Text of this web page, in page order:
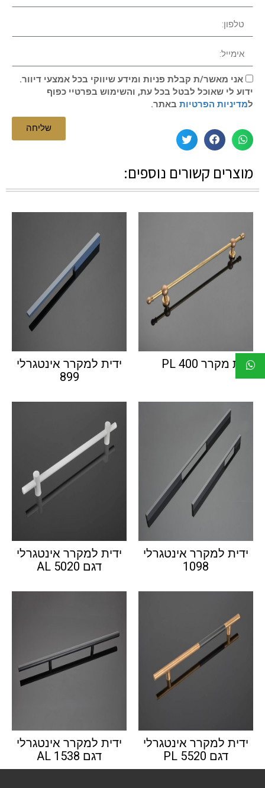
אני מאשר/ת קבלת פניות ומידע שיווקי בכל אמצעי דיוור.
ידוע לי שאוכל לבטל בכל עת, והשימוש בפרטיי כפוף
למדיניות הפרטיות באתר.
שליחה
מוצרים קשורים נוספים:
ידית מקרר PL 400
ידית למקרר אינטגרלי
899
ידית למקרר אינטגרלי
1098
ידית למקרר אינטגרלי
דגם AL 5020
ידית למקרר אינטגרלי
דגם PL 5520
ידית למקרר אינטגרלי
דגם AL 1538